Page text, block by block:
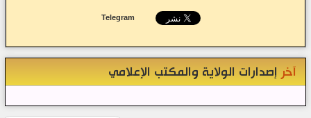
Telegram
آخر إصدارات الولاية والمكتب الإعلامي